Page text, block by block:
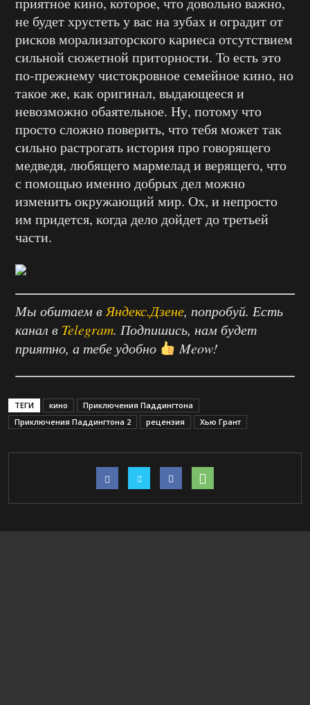
не будет хрустеть у вас на зубах и оградит от
рисков морализаторского кариеса отсутствием
сильной сюжетной приторности. То есть это
по-прежнему чистокровное семейное кино, но
такое же, как оригинал, выдающееся и
невозможно обаятельное. Ну, потому что
просто сложно поверить, что тебя может так
сильно растрогать история про говорящего
медведя, любящего мармелад и верящего, что
с помощью именно добрых дел можно
изменить окружающий мир. Ох, и непросто
им придется, когда дело дойдет до третьей
части.
Мы обитаем в Яндекс.Дзене, попробуй. Есть
канал в Telegram. Подпишись, нам будет
приятно, а тебе удобно
Meow!
ТЕГИ кино
Приключения Паддингтона
Приключения Паддингтона 2
рецензия Хью Грант